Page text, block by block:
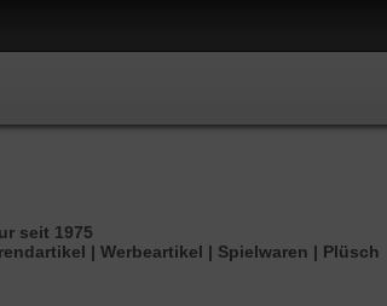
seit 1975
| Werbeartikel | Spielwaren | Plüsch